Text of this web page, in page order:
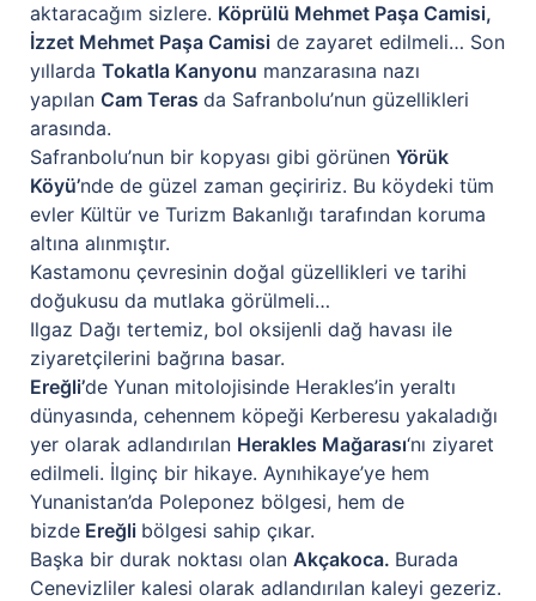
aktaracağım sizlere. Köprülü Mehmet Paşa Camisi,
İzzet Mehmet Paşa Camisi de zayaret edilmeli… Son
yıllarda Tokatla Kanyonu manzarasına nazı
yapılan Cam Teras da Safranbolu’nun güzellikleri
arasında.
Safranbolu’nun bir kopyası gibi görünen Yörük
Köyü’nde de güzel zaman geçiririz. Bu köydeki tüm
evler Kültür ve Turizm Bakanlığı tarafından koruma
altına alınmıştır.
Kastamonu çevresinin doğal güzellikleri ve tarihi
doğukusu da mutlaka görülmeli…
Ilgaz Dağı tertemiz, bol oksijenli dağ havası ile
ziyaretçilerini bağrına basar.
Ereğli’de Yunan mitolojisinde Herakles’in yeraltı
dünyasında, cehennem köpeği Kerberesu yakaladığı
yer olarak adlandırılan Herakles Mağarası‘nı ziyaret
edilmeli. İlginç bir hikaye. Aynıhikaye’ye hem
Yunanistan’da Poleponez bölgesi, hem de
bizde Ereğli bölgesi sahip çıkar.
Başka bir durak noktası olan Akçakoca. Burada
Cenevizliler kalesi olarak adlandırılan kaleyi gezeriz.